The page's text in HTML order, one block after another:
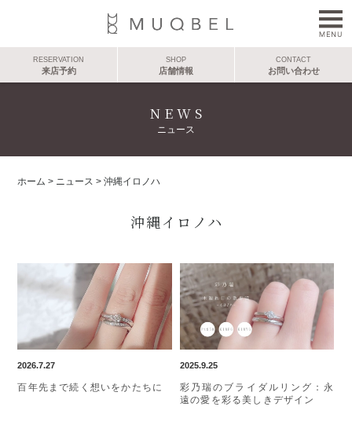
RESERVATION
来店予約
SHOP
店舗情報
CONTACT
お問い合わせ
NEWS
ニュース
ホーム > ニュース >沖縄イロノハ
沖縄イロノハ
2026.7.27
百年先まで続く想いをかたちに
2025.9.25
彩乃瑞のブライダルリング：永
遠の愛を彩る美しきデザイン